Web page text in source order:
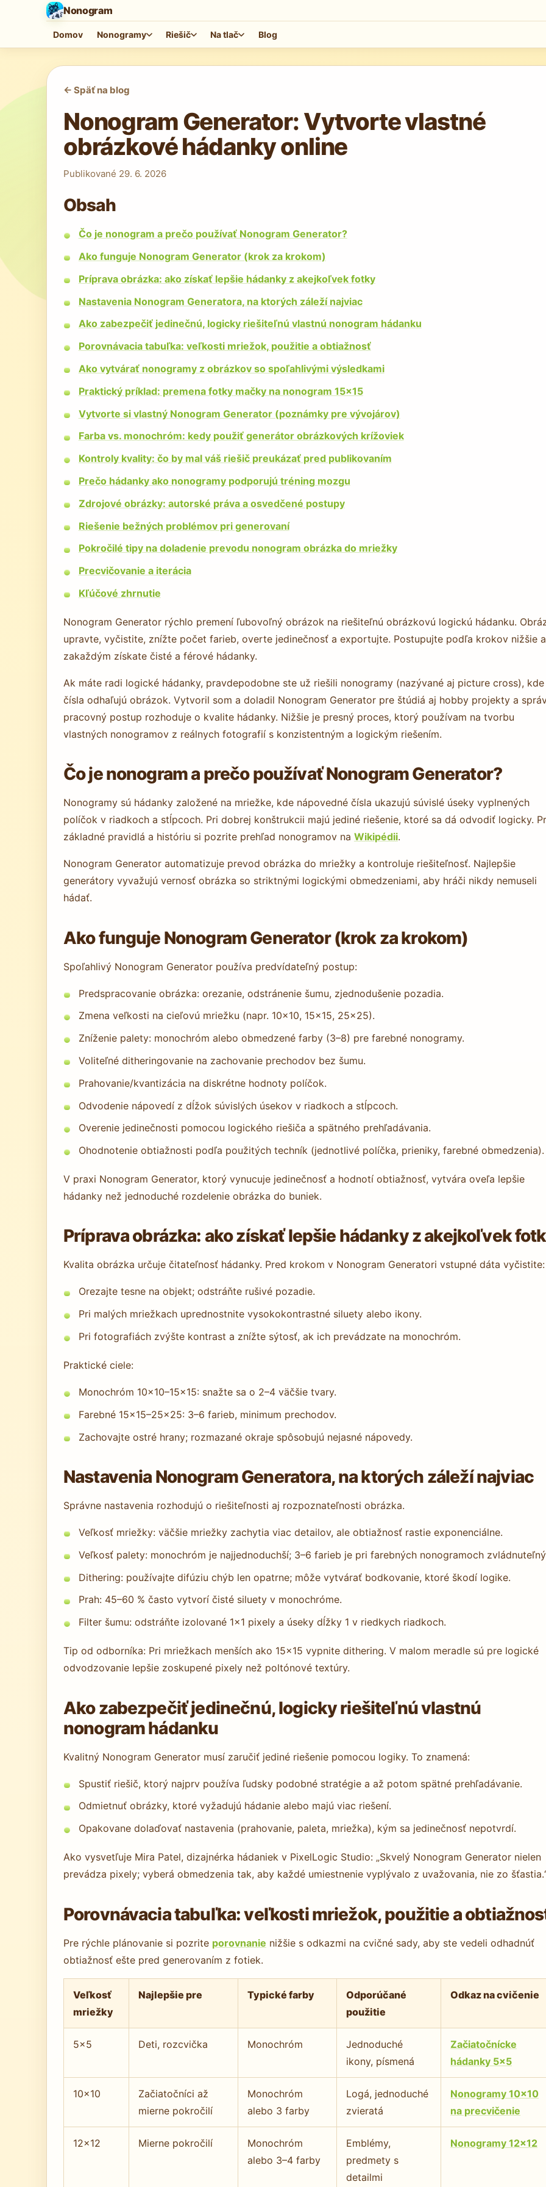
Nonogram
Domov Nonogramy Riešič Na tlač Blog
<- Späť na blog
Nonogram Generator: Vytvorte vlastné
obrázkové hádanky online
Publikované 29. 6. 2026
Obsah
Čo je nonogram a prečo používať Nonogram Generator?
Ako funguje Nonogram Generator (krok za krokom)
Príprava obrázka: ako získať lepšie hádanky z akejkoľvek fotky
Nastavenia Nonogram Generatora, na ktorých záleží najviac
Ako zabezpečiť jedinečnú, logicky riešiteľnú vlastnú nonogram hádanku
Porovnávacia tabuľka: veľkosti mriežok, použitie a obtiažnosť
Ako vytvárať nonogramy z obrázkov so spoľahlivými výsledkami
Praktický príklad: premena fotky mačky na nonogram 15×15
Vytvorte si vlastný Nonogram Generator (poznámky pre vývojárov)
Farba vs. monochróm: kedy použiť generátor obrázkových krížoviek
Kontroly kvality: čo by mal váš riešič preukázať pred publikovaním
Prečo hádanky ako nonogramy podporujú tréning mozgu
Zdrojové obrázky: autorské práva a osvedčené postupy
Riešenie bežných problémov pri generovaní
Pokročilé tipy na doladenie prevodu nonogram obrázka do mriežky
Precvičovanie a iterácia
Kľúčové zhrnutie
Nonogram Generator rýchlo premení ľubovoľný obrázok na riešiteľnú obrázkovú logickú hádanku.
upravte, vyčistite, znížte počet farieb, overte jedinečnosť a exportujte. Postupujte podľa krokov nižšie a
zakaždým získate čisté a férové hádanky.
Ak máte radi logické hádanky, pravdepodobne ste už riešili nonogramy (nazývané aj picture cross), kde
čísla odhaľujú obrázok. Vytvoril som a doladil Nonogram Generator pre štúdiá aj hobby projekty a
pracovný postup rozhoduje o kvalite hádanky. Nižšie je presný proces, ktorý používam na tvorbu
vlastných nonogramov z reálnych fotografií s konzistentným a logickým riešením.
Čo je nonogram a prečo používať Nonogram Generator?
Nonogramy sú hádanky založené na mriežke, kde nápovedné čísla ukazujú súvislé úseky vyplnených
políčok v riadkoch a stĺpcoch. Pri dobrej konštrukcii majú jediné riešenie, ktoré sa dá odvodiť logicky.
základné pravidlá a históriu si pozrite prehľad nonogramov na Wikipédii.
Nonogram Generator automatizuje prevod obrázka do mriežky a kontroluje riešiteľnosť. Najlepšie
generátory vyvažujú vernosť obrázka so striktnými logickými obmedzeniami, aby hráči nikdy nemuseli
hádať.
Ako funguje Nonogram Generator (krok za krokom)
Spoľahlivý Nonogram Generator používa predvídateľný postup:
Predspracovanie obrázka: orezanie, odstránenie šumu, zjednodušenie pozadia.
Zmena veľkosti na cieľovú mriežku (napr. 10×10, 15×15, 25×25).
Zníženie palety: monochróm alebo obmedzené farby (3–8) pre farebné nonogramy.
Voliteľné ditheringovanie na zachovanie prechodov bez šumu.
Prahovanie/kvantizácia na diskrétne hodnoty políčok.
Odvodenie nápovedí z dĺžok súvislých úsekov v riadkoch a stĺpcoch.
Overenie jedinečnosti pomocou logického riešiča a spätného prehľadávania.
Ohodnotenie obtiažnosti podľa použitých techník (jednotlivé políčka, prieniky, farebné obmedzenia).
V praxi Nonogram Generator, ktorý vynucuje jedinečnosť a hodnotí obtiažnosť, vytvára oveľa lepšie
hádanky než jednoduché rozdelenie obrázka do buniek.
Príprava obrázka: ako získať lepšie hádanky z akejkoľvek
Kvalita obrázka určuje čitateľnosť hádanky. Pred krokom v Nonogram Generatori vstupné dáta vyčistite:
Orezajte tesne na objekt; odstráňte rušivé pozadie.
Pri malých mriežkach uprednostnite vysokokontrastné siluety alebo ikony.
Pri fotografiách zvýšte kontrast a znížte sýtosť, ak ich prevádzate na monochróm.
Praktické ciele:
Monochróm 10×10–15×15: snažte sa o 2–4 väčšie tvary.
Farebné 15×15–25×25: 3–6 farieb, minimum prechodov.
Zachovajte ostré hrany; rozmazané okraje spôsobujú nejasné nápovedy.
Nastavenia Nonogram Generatora, na ktorých záleží najviac
Správne nastavenia rozhodujú o riešiteľnosti aj rozpoznateľnosti obrázka.
Veľkosť mriežky: väčšie mriežky zachytia viac detailov, ale obtiažnosť rastie exponenciálne.
Veľkosť palety: monochróm je najjednoduchší; 3–6 farieb je pri farebných nonogramoch
Dithering: používajte difúziu chýb len opatrne; môže vytvárať bodkovanie, ktoré škodí logike.
Prah: 45–60 % často vytvorí čisté siluety v monochróme.
Filter šumu: odstráňte izolované 1×1 pixely a úseky dĺžky 1 v riedkych riadkoch.
Tip od odborníka: Pri mriežkach menších ako 15×15 vypnite dithering. V malom meradle sú pre logické
odvodzovanie lepšie zoskupené pixely než poltónové textúry.
Ako zabezpečiť jedinečnú, logicky riešiteľnú vlastnú
nonogram hádanku
Kvalitný Nonogram Generator musí zaručiť jediné riešenie pomocou logiky. To znamená:
Spustiť riešič, ktorý najprv používa ľudsky podobné stratégie a až potom spätné prehľadávanie.
Odmietnuť obrázky, ktoré vyžadujú hádanie alebo majú viac riešení.
Opakovane dolaďovať nastavenia (prahovanie, paleta, mriežka), kým sa jedinečnosť nepotvrdí.
Ako vysvetľuje Mira Patel, dizajnérka hádaniek v PixelLogic Studio: „Skvelý Nonogram Generator nielen
prevádza pixely; vyberá obmedzenia tak, aby každé umiestnenie vyplývalo z uvažovania, nie zo
Porovnávacia tabuľka: veľkosti mriežok, použitie a
Pre rýchle plánovanie si pozrite porovnanie nižšie s odkazmi na cvičné sady, aby ste vedeli odhadnúť
obtiažnosť ešte pred generovaním z fotiek.
Veľkosť
mriežky
Najlepšie pre Typické farby
Odporúčané
použitie
Odkaz na cvičenie
5×5 Deti, rozcvička Monochróm
Jednoduché
ikony, písmená
Začiatočnícke
hádanky 5×5
10×10
Začiatočníci až
mierne pokročilí
Monochróm
alebo 3 farby
Logá, jednoduché
zvieratá
Nonogramy 10×10
na precvičenie
12×12 Mierne pokročilí
Monochróm
alebo 3–4 farby
Emblémy,
predmety s
detailmi
Nonogramy 12×12